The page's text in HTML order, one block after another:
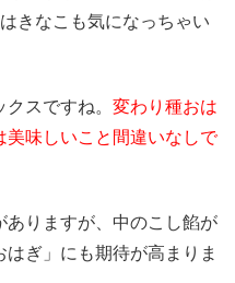
きなこも気になっちゃい
スですね。 変わり種おは
美味しいこと間違いなしで
りますが、中のこし餡が
ぎ」にも期待が高まりま